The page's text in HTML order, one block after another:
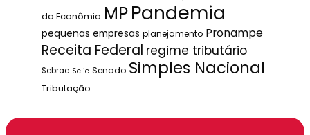
da Econômia MPPandemia
pequenas empresas planejamento Pronampe
Receita Federal regime tributário
Sebrae Selic Senado Simples Nacional
Tributação